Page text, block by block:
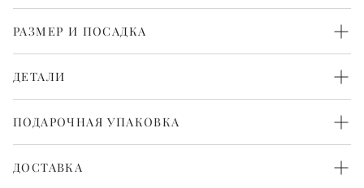
РАЗМЕР И ПОСАДКА
ДЕТАЛИ
Подошва из резины
ПОДАРОЧНАЯ УПАКОВКА
упаковка выглядит красиво и нарядно. Всё готово, чтобы
ДОСТАВКА